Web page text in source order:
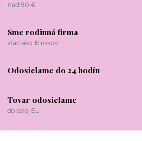
nad 90 €
Sme rodinná firma
viac ako 15 rokov
Odosielame do 24 hodín
Tovar odosielame
do celej EU